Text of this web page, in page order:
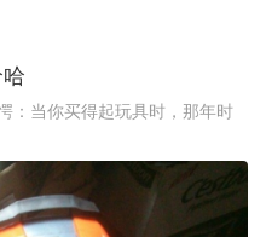
：当你买得起玩具时，那年时